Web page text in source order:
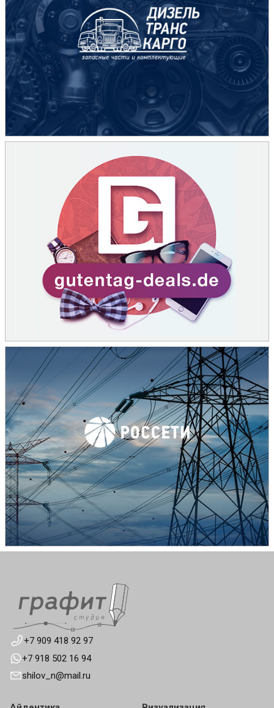
+7 909 418 92 97
+7 918 502 16 94
shilov_n@mail.ru